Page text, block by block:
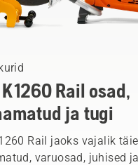
1260 Rail osad,
ja tugi
Rail jaoks vajalik
varuosad, juhised